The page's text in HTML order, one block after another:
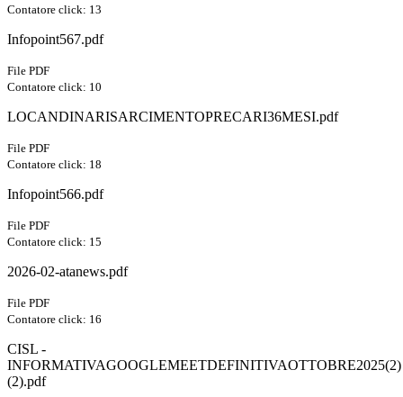
Contatore click: 13
Infopoint567.pdf
File PDF
Contatore click: 10
LOCANDINARISARCIMENTOPRECARI36MESI.pdf
File PDF
Contatore click: 18
Infopoint566.pdf
File PDF
Contatore click: 15
2026-02-atanews.pdf
File PDF
Contatore click: 16
CISL -
INFORMATIVAGOOGLEMEETDEFINITIVAOTTOBRE2025(2)
(2).pdf